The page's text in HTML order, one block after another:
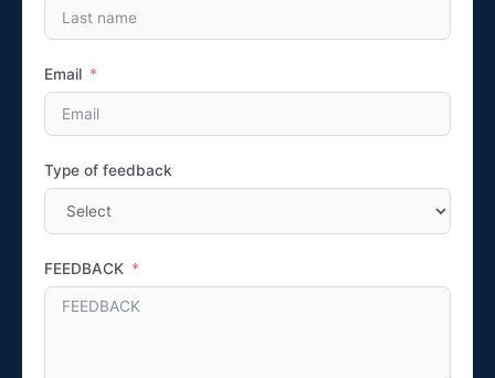
Email
Type of feedback
FEEDBACK